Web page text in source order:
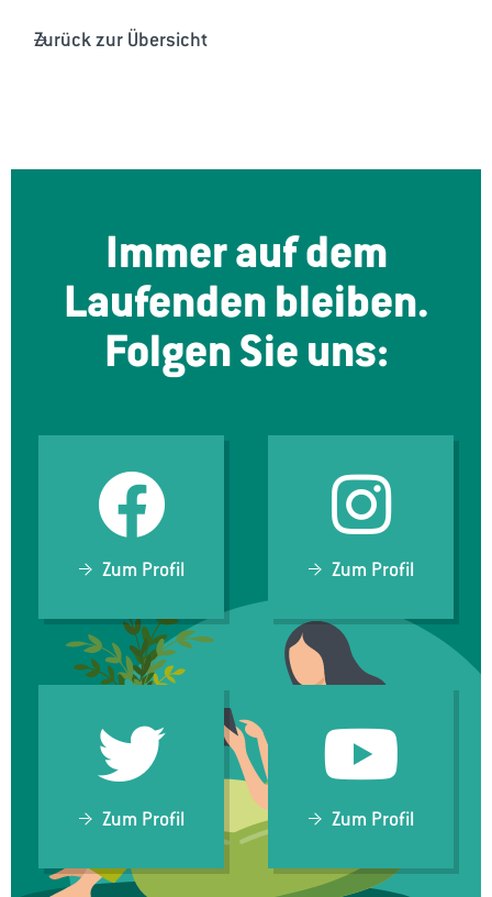
Zurück zur Übersicht
Immer auf dem
Laufenden bleiben.
Folgen Sie uns:
Zum Profil Zum Profil
Zum Profil Zum Profil